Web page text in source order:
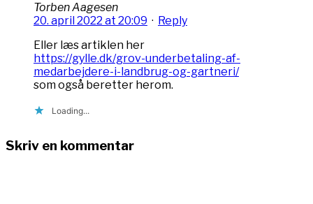
Torben Aagesen
20. april 2022 at 20:09 · Reply
Eller læs artiklen her
https://gylle.dk/grov-underbetaling-af-
medarbejdere-i-landbrug-og-gartneri/
som også beretter herom.
Loading...
Skriv en kommentar